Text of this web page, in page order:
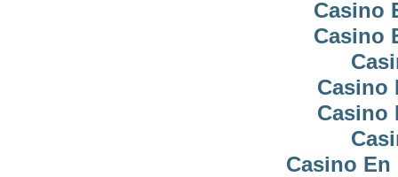
Casino
Casino
Casino
Casino
Casino En